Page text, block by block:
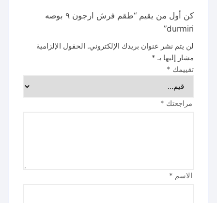
كن أول من يقيم “طقم فرش ارجون ٩ بوصه
durmiri”
لن يتم نشر عنوان بريدك الإلكتروني. الحقول الإلزامية
مشار إليها بـ *
تقييمك *
مراجعتك *
الاسم *